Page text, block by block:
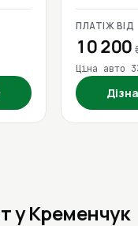
ПЛАТІЖ ВІД
10 200
Ціна авто
у Кременчук